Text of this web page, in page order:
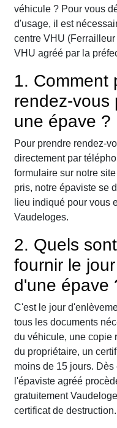
véhicule ? Pour vous
d'usage, il est
centre VHU
VHU agréé par la
1. Comment
rendez-vous
une épave ?
Pour prendre rendez-
directement par
formulaire sur notre
pris, notre épaviste se
lieu indiqué pour vous
Vaudeloges.
2. Quels
fournir le
d'une épave
C'est le jour
tous les documents
du véhicule, une copie
du propriétaire, un
moins de 15 jours.
l'épaviste agréé
gratuitement
certificat de destruction.